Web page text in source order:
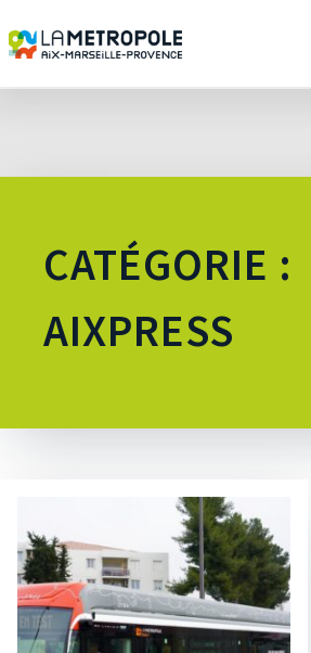
CATÉGORIE :
AIXPRESS